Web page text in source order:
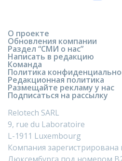
О проекте
Обновления компании
Раздел “СМИ о нас”
Написать в редакцию
Команда
Политика
Редакционная политика
Размещайте рекламу у нас
Подписаться на рассылку
Relotech SARL
9, rue du Laboratoire
L-1911 Luxembourg
Компания